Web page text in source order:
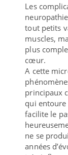
Les
tout petits
muscles,
plus
cœur.
A cette
principaux
qui entoure
facilite le
ne se
années